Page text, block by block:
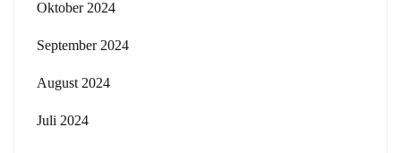
Oktober 2024
September 2024
August 2024
Juli 2024